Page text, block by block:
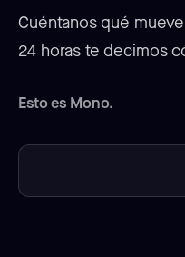
Cuéntanos qué
24 horas te decimos
Esto es Mono.